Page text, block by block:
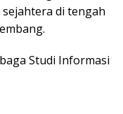
di tengah
Studi Informasi